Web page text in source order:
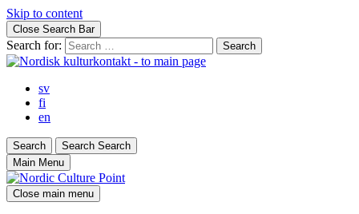
Skip to content
Close Search Bar
Search for:
sv
fi
en
Search Search Search
Main Menu
Close main menu